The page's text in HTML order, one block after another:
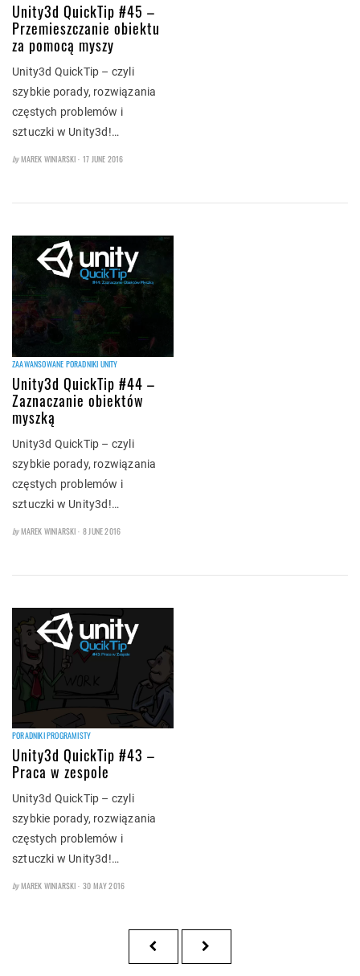
Unity3d QuickTip #45 –
Przemieszczanie obiektu
za pomocą myszy
Unity3d QuickTip – czyli
szybkie porady, rozwiązania
częstych problemów i
sztuczki w Unity3d!…
byMAREK WINIARSKI POSTED
17 JUNE 2016
ZAAWANSOWANE PORADNIKI UNITY
Unity3d QuickTip #44 –
Zaznaczanie obiektów
myszką
Unity3d QuickTip – czyli
szybkie porady, rozwiązania
częstych problemów i
sztuczki w Unity3d!…
byMAREK WINIARSKI POSTED
8 JUNE 2016
PORADNIKI PROGRAMISTY
Unity3d QuickTip #43 –
Praca w zespole
Unity3d QuickTip – czyli
szybkie porady, rozwiązania
częstych problemów i
sztuczki w Unity3d!…
byMAREK WINIARSKI POSTED
30 MAY 2016
PREVIOUS
PAGE
NEXT
PAGE